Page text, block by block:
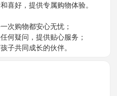
喜好，提供专属购物体验。
次购物都安心无忧；
何疑问，提供贴心服务；
子共同成长的伙伴。